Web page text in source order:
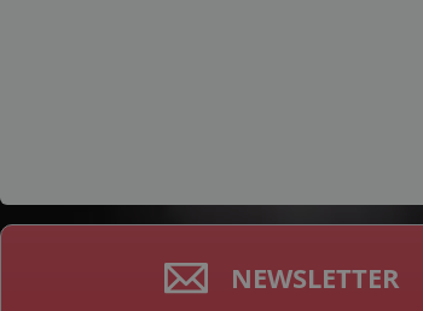
NEWSLETTER